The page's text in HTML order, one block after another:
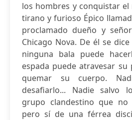
los hombres y conquistar
tirano y furioso Épico
proclamado dueño y
Chicago Nova. De él se
ninguna bala puede
espada puede atravesar
quemar su cuerpo.
desafiarlo... Nadie salvo
grupo clandestino que no
pero sí de una férrea